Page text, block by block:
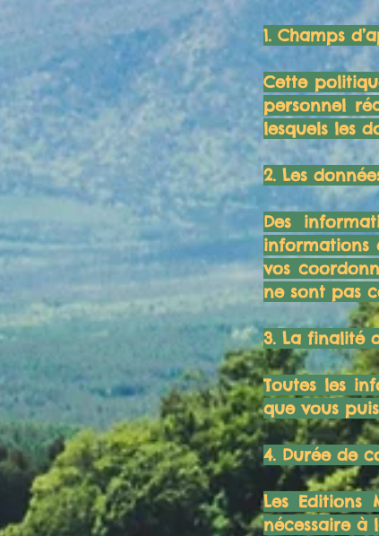
1. Champs
Cette
personnel
lesquels les
2. Les
Des
informations
vos
ne sont pas
3. La finalité
Toutes les
que vous
4. Durée de
Les
nécessaire à